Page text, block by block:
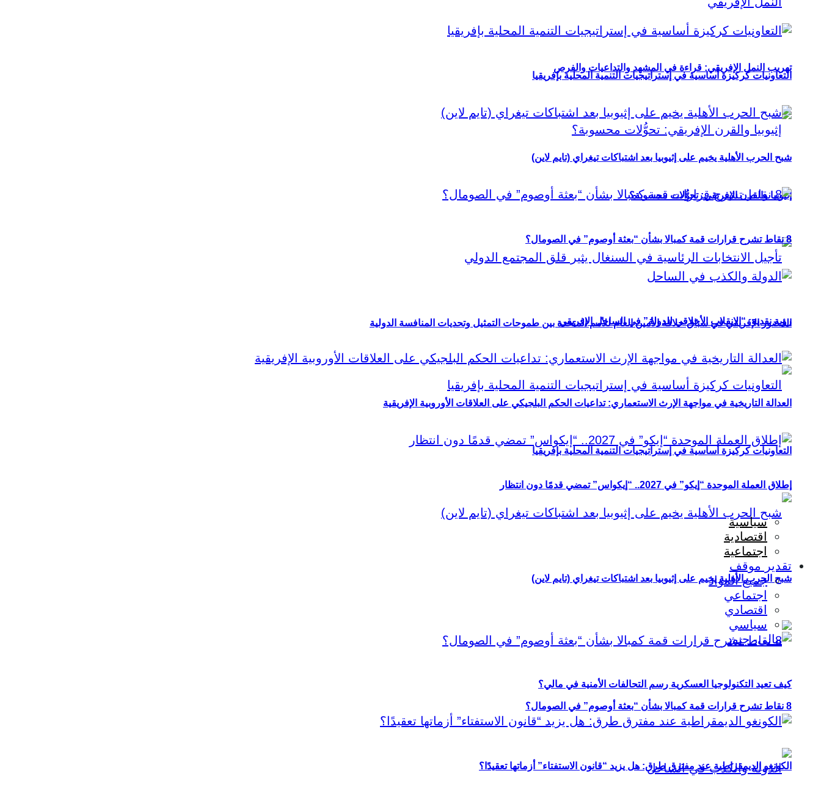
تهريب النمل الإفريقي: قراءة في المشهد والتداعيات والفرص
إثيوبيا والقرن الإفريقي: تحوُّلات محسوبة؟
الحضور الإفريقي في سباق خلافة الأمين العام للأمم المتحدة بين طموحات التمثيل وتحديات المنافسة الدولية
التعاونيات كركيزة أساسية في إستراتيجيات التنمية المحلية بإفريقيا
شبح الحرب الأهلية يخيم على إثيوبيا بعد اشتباكات تيغراي (تايم لاين)
8 نقاط تشرح قرارات قمة كمبالا بشأن “بعثة أوصوم” في الصومال؟
التعاونيات كركيزة أساسية في إستراتيجيات التنمية المحلية بإفريقيا
شبح الحرب الأهلية يخيم على إثيوبيا بعد اشتباكات تيغراي (تايم لاين)
8 نقاط تشرح قرارات قمة كمبالا بشأن “بعثة أوصوم” في الصومال؟
رؤية نقدية: “الانقلاب الأخلاقي للدولة” في الساحل الإفريقي
العدالة التاريخية في مواجهة الإرث الاستعماري: تداعيات الحكم البلجيكي على العلاقات الأوروبية الإفريقية
إطلاق العملة الموحدة “إيكو” في 2027.. “إيكواس” تمضي قدمًا دون انتظار
سياسية
اقتصادية
اجتماعية
تقدير موقف
جميع المواد
اجتماعي
اقتصادي
سياسي
كيف تعيد التكنولوجيا العسكرية رسم التحالفات الأمنية في مالي؟
الكونغو الديمقراطية عند مفترق طرق: هل يزيد “قانون الاستفتاء” أزماتها تعقيدًا؟